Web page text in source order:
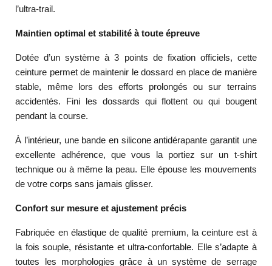
l’ultra-trail.
Maintien optimal et stabilité à toute épreuve
Dotée d’un système à 3 points de fixation officiels, cette
ceinture permet de maintenir le dossard en place de manière
stable, même lors des efforts prolongés ou sur terrains
accidentés. Fini les dossards qui flottent ou qui bougent
pendant la course.
À l’intérieur, une bande en silicone antidérapante garantit une
excellente adhérence, que vous la portiez sur un t-shirt
technique ou à même la peau. Elle épouse les mouvements
de votre corps sans jamais glisser.
Confort sur mesure et ajustement précis
Fabriquée en élastique de qualité premium, la ceinture est à
la fois souple, résistante et ultra-confortable. Elle s’adapte à
toutes les morphologies grâce à un système de serrage